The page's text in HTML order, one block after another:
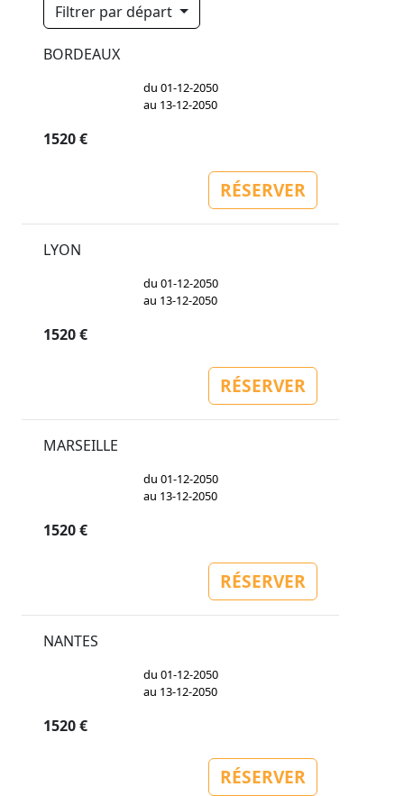
BORDEAUX
du 01-12-2050
au 13-12-2050
1520 €
RÉSERVER
LYON
du 01-12-2050
au 13-12-2050
1520 €
RÉSERVER
MARSEILLE
du 01-12-2050
au 13-12-2050
1520 €
RÉSERVER
NANTES
du 01-12-2050
au 13-12-2050
1520 €
RÉSERVER
Filtrer par départ